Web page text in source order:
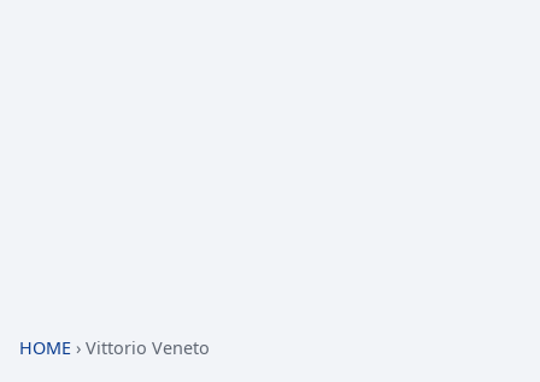
HOME › Vittorio Veneto